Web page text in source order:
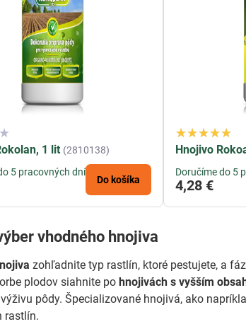
1 lit (2810138)
5 pracovných dní
Do košíka
Hnojivo
Doručíme do 5
4,28 €
vhodného hnojiva
zohľadnite typ rastlín, ktoré pestujete, a
plodov siahnite pohnojivách s vyšším
pôdy. Špecializované hnojivá, ako
rastlín.